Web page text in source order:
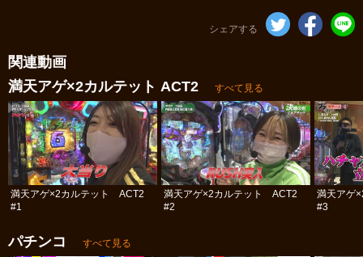
シェアする
関連動画
満天アゲ×2カルテット ACT2
すべて見る
満天アゲ×2カルテット ACT2
#1
満天アゲ×2カルテット ACT2
#2
満天アゲ
#3
パチンコ すべて見る